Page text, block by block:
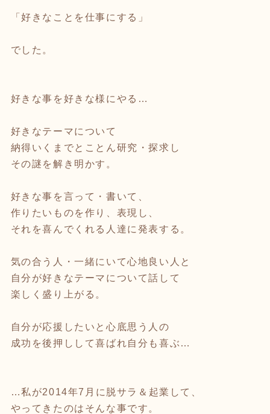
「好きなことを仕事にする」
でした。
好きな事を好きな様にやる…
好きなテーマについて
納得いくまでとことん研究・探求し
その謎を解き明かす。
好きな事を言って・書いて、
作りたいものを作り、表現し、
それを喜んでくれる人達に発表する。
気の合う人・一緒にいて心地良い人と
自分が好きなテーマについて話して
楽しく盛り上がる。
自分が応援したいと心底思う人の
成功を後押しして喜ばれ自分も喜ぶ…
…私が2014年7月に脱サラ＆起業して、
やってきたのはそんな事です。